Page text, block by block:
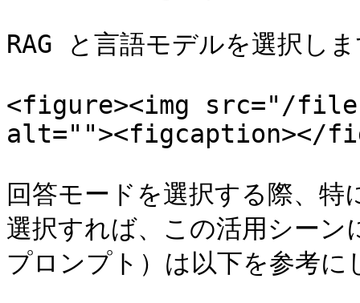
RAG と言語モデルを選択し
<figure><img src="/
alt=""><figcaption></
回答モードを選択する際、
選択すれば、この活用シーン
プロンプト）は以下を参考に